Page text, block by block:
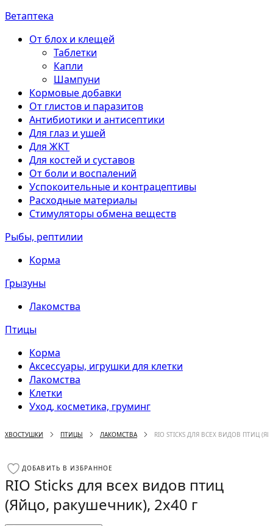
Ветаптека
От блох и клещей
Таблетки
Капли
Шампуни
Кормовые добавки
От глистов и паразитов
Антибиотики и антисептики
Для глаз и ушей
Для ЖКТ
Для костей и суставов
От боли и воспалений
Успокоительные и контрацептивы
Расходные материалы
Стимуляторы обмена веществ
Рыбы, рептилии
Корма
Грызуны
Лакомства
Птицы
Корма
Аксессуары, игрушки для клетки
Лакомства
Клетки
Уход, косметика, груминг
ХВОСТУШКИ ПТИЦЫ ЛАКОМСТВА RIO STICKS ДЛЯ ВСЕХ ВИДОВ ПТИЦ
ДОБАВИТЬ В ИЗБРАННОЕ
RIO Sticks для всех видов птиц
(Яйцо, ракушечник), 2х40 г